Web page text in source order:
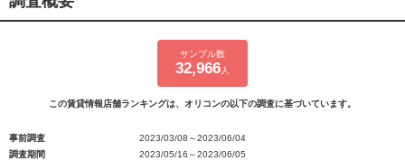
サンプル数
32,966 人
この賃貸情報店舗ランキングは、オリコンの以下の調査に基づいています。
事前調査
2023/03/08～2023/06/04
調査期間
2023/05/16～2023/06/05